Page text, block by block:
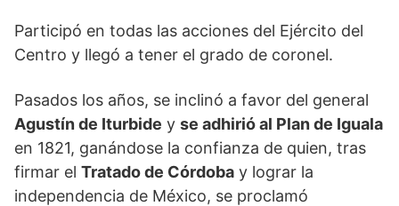
Participó en todas las acciones del Ejército del
Centro y llegó a tener el grado de coronel.
Pasados los años, se inclinó a favor del general
Agustín de Iturbide y se adhirió al Plan de Iguala
en 1821, ganándose la confianza de quien, tras
firmar el Tratado de Córdoba y lograr la
independencia de México, se proclamó